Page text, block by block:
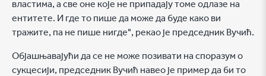
властима, а све оне које не припадају томе одлазе на
ентитете. И где то пише да може да буде како ви
тражите, па не пише нигде", рекао је председник Вучић.
Објашњавајући да се не може позивати на споразум о
сукцесији, председник Вучић навео је пример да би то